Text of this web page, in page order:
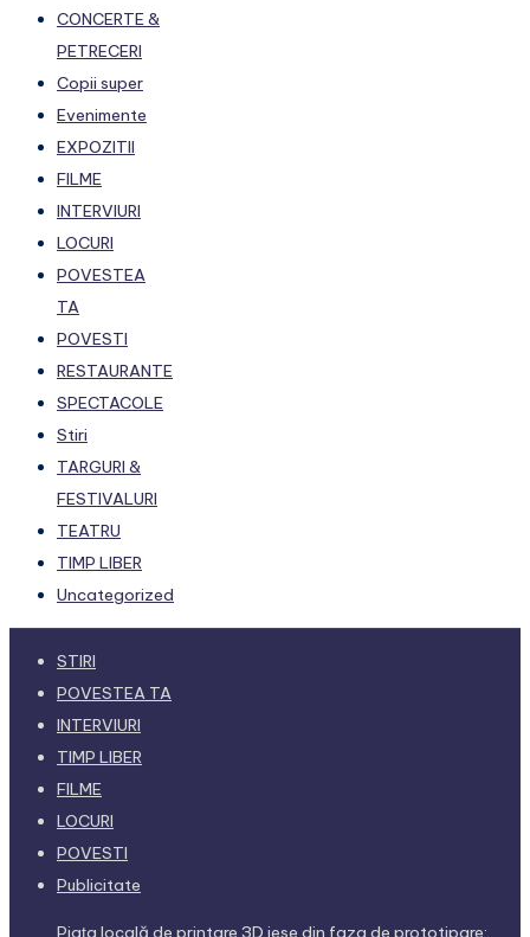
CONCERTE &
PETRECERI
Copii super
Evenimente
EXPOZITII
FILME
INTERVIURI
LOCURI
POVESTEA
TA
POVESTI
RESTAURANTE
SPECTACOLE
Stiri
TARGURI &
FESTIVALURI
TEATRU
TIMP LIBER
Uncategorized
STIRI
POVESTEA TA
INTERVIURI
TIMP LIBER
FILME
LOCURI
POVESTI
Publicitate
Piața locală de printare 3D iese din faza de prototipare: